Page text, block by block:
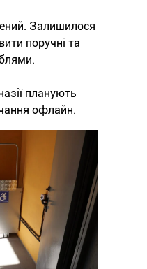
Залишилося
поручні та
планують
офлайн.